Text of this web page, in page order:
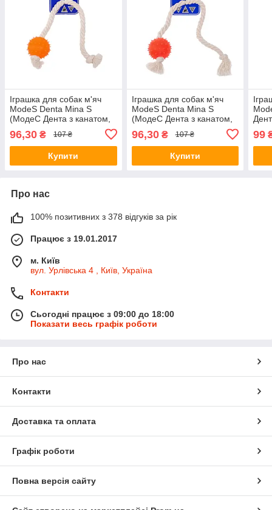
Іграшка для собак м'яч
ModeS Denta Mina S
(МодеС Дента з канатом,
96,30 ₴ 107 ₴
Купити
Іграшка для собак м'яч
ModeS Denta Mina S
(МодеС Дента з канатом,
96,30₴ 107 ₴
Купити
99
Про нас
100% позитивних з 378 відгуків за рік
Працює з 19.01.2017
м. Київ
вул. Урлівська 4 , Київ, Україна
Контакти
Сьогодні працює з 09:00 до 18:00
Показати весь графік роботи
Про нас
Контакти
Доставка та оплата
Графік роботи
Повна версія сайту